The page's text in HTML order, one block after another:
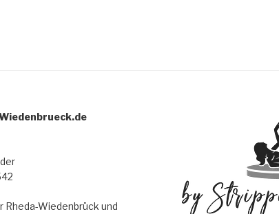
Rheda-Wiedenbrück und